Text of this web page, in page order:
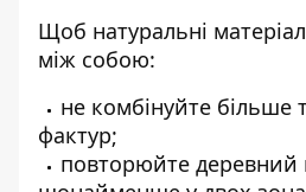
Щоб натуральні
між собою:
не комбінуйте більше
фактур;
повторюйте деревний